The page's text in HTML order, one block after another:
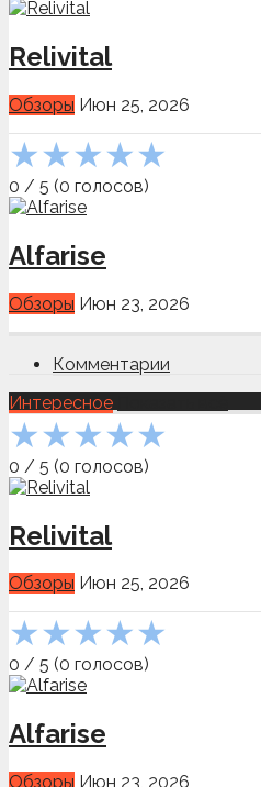
Relivital
Обзоры Июн 25, 2026
★★★★★
0 / 5 (0 голосов)
Alfarise
Обзоры Июн 23, 2026
Комментарии
Интересное
★★★★★
0 / 5 (0 голосов)
Relivital
Обзоры Июн 25, 2026
★★★★★
0 / 5 (0 голосов)
Alfarise
Обзоры Июн 23, 2026